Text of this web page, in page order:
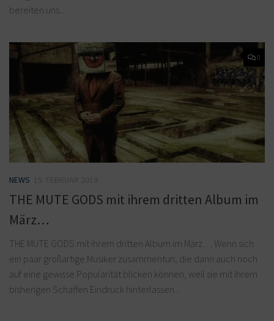
bereiten uns...
0
NEWS
THE MUTE GODS mit ihrem dritten Album im
März…
THE MUTE GODS mit ihrem dritten Album im März… Wenn sich
ein paar großartige Musiker zusammentun, die dann auch noch
auf eine gewisse Popularität blicken können, weil sie mit ihrem
bisherigen Schaffen Eindruck hinterlassen...